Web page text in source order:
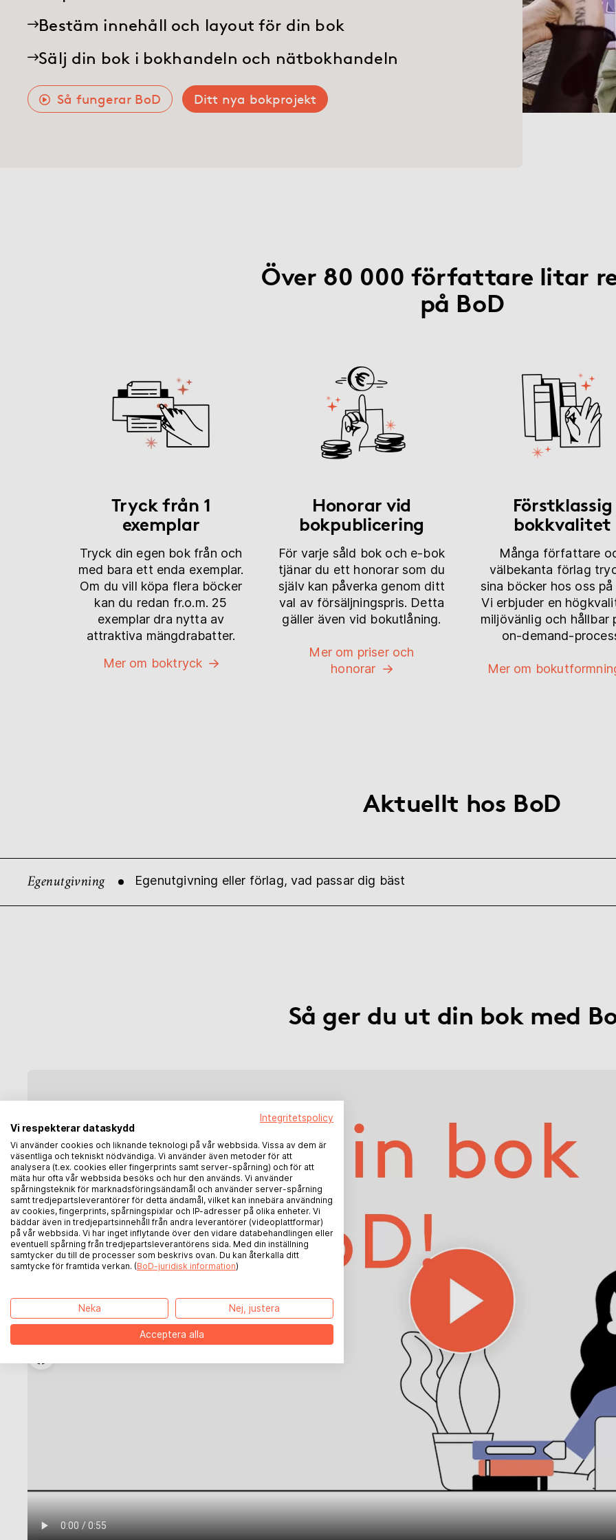
Hjälp
myBoD Nytt bokprojekt
Bestäm innehåll och layout för din bok
Sälj din bok i bokhandeln och nätbokhandeln
Så fungerar BoD Ditt nya bokprojekt
Över 80 000 författare litar
på BoD
Tryck från 1
exemplar
Tryck din egen bok från och
med bara ett enda exemplar.
Om du vill köpa flera böcker
kan du redan fr.o.m. 25
exemplar dra nytta av
attraktiva mängdrabatter.
Mer om boktryck
Honorar vid
bokpublicering
För varje såld bok och e-bok
tjänar du ett honorar som du
själv kan påverka genom ditt
val av försäljningspris. Detta
gäller även vid bokutlåning.
Mer om priser och
honorar
Förstklassig
bokkvalitet
Många författare
välbekanta förlag
sina böcker hos oss på
Vi erbjuder en
miljövänlig och hållbar
on-demand-
Mer om
Aktuellt hos BoD
Egenutgivning Egenutgivning eller förlag, vad passar dig bäst
Så ger du ut din bok med
BoD på Instagram
BoD på TikTok
BoD på YouTube
Integritetspolicy
Vi respekterar dataskydd
Vi använder cookies och liknande teknologi på vår webbsida. Vissa av dem är
väsentliga och tekniskt nödvändiga. Vi använder även metoder för att
analysera (t.ex. cookies eller fingerprints samt server-spårning) och för att
mäta hur ofta vår webbsida besöks och hur den används. Vi använder
spårningsteknik för marknadsföringsändamål och använder server-spårning
samt tredjepartsleverantörer för detta ändamål, vilket kan innebära användning
av cookies, fingerprints, spårningspixlar och IP-adresser på olika enheter. Vi
bäddar även in tredjepartsinnehåll från andra leverantörer (videoplattformar)
på vår webbsida. Vi har inget inflytande över den vidare databehandlingen eller
eventuell spårning från tredjepartsleverantörens sida. Med din inställning
samtycker du till de processer som beskrivs ovan. Du kan återkalla ditt
samtycke för framtida verkan. (BoD-juridisk information)
Neka Nej, justera
Acceptera alla